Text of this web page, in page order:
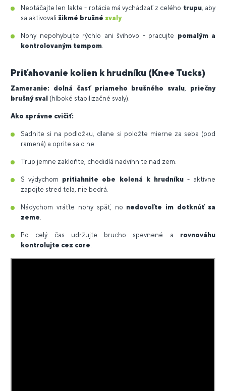
Neotáčajte len lakte - rotácia má vychádzať z celého trupu, aby
sa aktivovali šikmé brušné svaly.
Nohy nepohybujte rýchlo ani švihovo - pracujte pomalým a
kontrolovaným tempom
Priťahovanie kolien k hrudníku (Knee Tucks)
Zameranie: dolná časť priameho brušného svalu
priečny
brušný sval (hlboké stabilizačné svaly).
Ako správne cvičiť:
Sadnite si na podložku, dlane si položte mierne za seba (pod
ramená) a oprite sa o ne.
Trup jemne zakloňte, chodidlá nadvihnite nad zem.
S výdychom pritiahnite obe kolená k hrudníku- aktívne
zapojte stred tela, nie bedrá.
Nádychom vráťte nohy späť, no nedovoľte im dotknúť sa
zeme
Po celý čas udržujte brucho spevnené a rovnováhu
kontrolujte cez core